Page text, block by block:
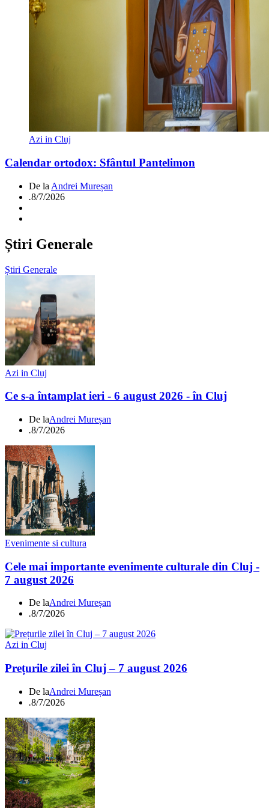
Azi in Cluj
Calendar ortodox: Sfântul Pantelimon
De la Andrei Mureșan
.8/7/2026
Știri Generale
Știri Generale
Azi in Cluj
Ce s-a întamplat ieri - 6 august 2026 - în Cluj
De laAndrei Mureșan
.8/7/2026
Evenimente si cultura
Cele mai importante evenimente culturale din Cluj -
7 august 2026
De laAndrei Mureșan
.8/7/2026
Azi in Cluj
Prețurile zilei în Cluj – 7 august 2026
De laAndrei Mureșan
.8/7/2026